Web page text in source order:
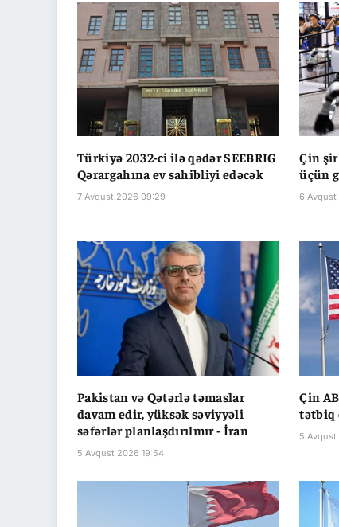
Türkiyə 2032-ci ilə qədər SEEBRIG
Qərargahına ev sahibliyi edəcək
7 Avqust 2026 09:29
Çin
üçün
6 Avqust
Pakistan və Qətərlə təmaslar
davam edir, yüksək səviyyəli
səfərlər planlaşdırılmır - İran
5 Avqust 2026 19:54
Çin
tətbiq
5 Avqust